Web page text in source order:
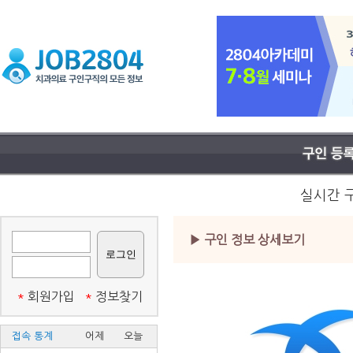
실시간
* 회원가입 * 정보찾기
접속 통계 어제 오늘
▶ 구인 정보 상세보기